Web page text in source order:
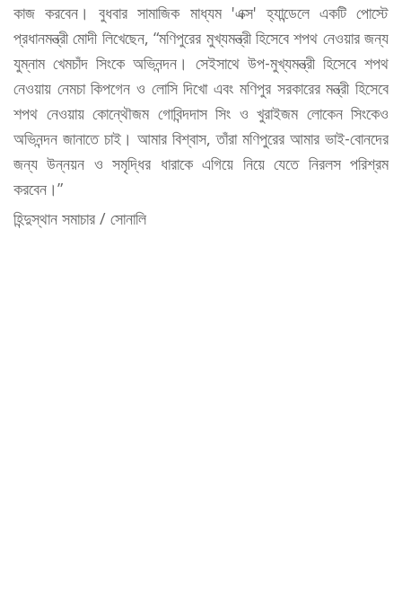
কাজ করবেন। বুধবার সামাজিক মাধ্যম 'এক্স' হ্যান্ডেলে একটি পোস্টে
প্রধানমন্ত্রী মোদী লিখেছেন, “মণিপুরের মুখ্যমন্ত্রী হিসেবে শপথ নেওয়ার জন্য
যুম্নাম খেমচাঁদ সিংকে অভিনন্দন। সেইসাথে উপ-মুখ্যমন্ত্রী হিসেবে শপথ
নেওয়ায় নেমচা কিপগেন ও লোসি দিখো এবং মণিপুর সরকারের মন্ত্রী হিসেবে
শপথ নেওয়ায় কোন্থৌজম গোবিন্দদাস সিং ও খুরাইজম লোকেন সিংকেও
অভিনন্দন জানাতে চাই। আমার বিশ্বাস, তাঁরা মণিপুরের আমার ভাই-বোনদের
জন্য উন্নয়ন ও সমৃদ্ধির ধারাকে এগিয়ে নিয়ে যেতে নিরলস পরিশ্রম
করবেন।”
হিন্দুস্থান সমাচার / সোনালি